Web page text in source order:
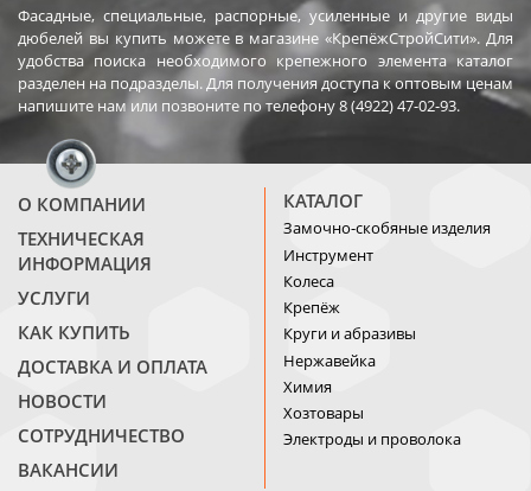
Фасадные, специальные, распорные, усиленные и другие виды
дюбелей вы купить можете в магазине «КрепёжСтройСити». Для
удобства поиска необходимого крепежного элемента каталог
разделен на подразделы. Для получения доступа к оптовым ценам
напишите нам или позвоните по телефону 8 (4922) 47-02-93.
О КОМПАНИИ
ТЕХНИЧЕСКАЯ
ИНФОРМАЦИЯ
УСЛУГИ
КАК КУПИТЬ
ДОСТАВКА И ОПЛАТА
НОВОСТИ
СОТРУДНИЧЕСТВО
ВАКАНСИИ
КАТАЛОГ
Замочно-скобяные изделия
Инструмент
Колеса
Крепёж
Круги и абразивы
Нержавейка
Химия
Хозтовары
Электроды и проволока